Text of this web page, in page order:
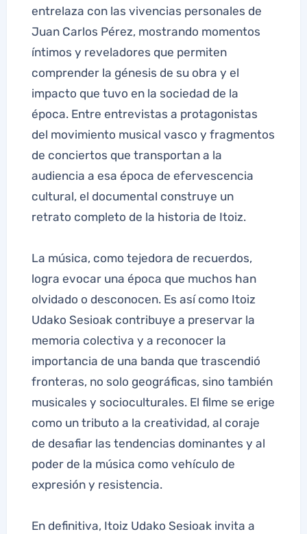
entrelaza con las vivencias personales de
Juan Carlos Pérez, mostrando momentos
íntimos y reveladores que permiten
comprender la génesis de su obra y el
impacto que tuvo en la sociedad de la
época. Entre entrevistas a protagonistas
del movimiento musical vasco y fragmentos
de conciertos que transportan a la
audiencia a esa época de efervescencia
cultural, el documental construye un
retrato completo de la historia de Itoiz.
La música, como tejedora de recuerdos,
logra evocar una época que muchos han
olvidado o desconocen. Es así como Itoiz
Udako Sesioak contribuye a preservar la
memoria colectiva y a reconocer la
importancia de una banda que trascendió
fronteras, no solo geográficas, sino también
musicales y socioculturales. El filme se erige
como un tributo a la creatividad, al coraje
de desafiar las tendencias dominantes y al
poder de la música como vehículo de
expresión y resistencia.
En definitiva, Itoiz Udako Sesioak invita a